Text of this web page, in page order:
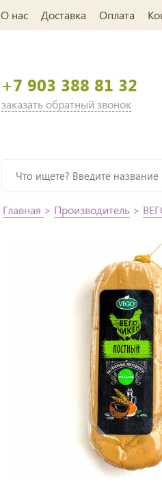
О нас Доставка Оплата
+7 903 388 81 32
заказать обратный звонок
Главная > Производитель >